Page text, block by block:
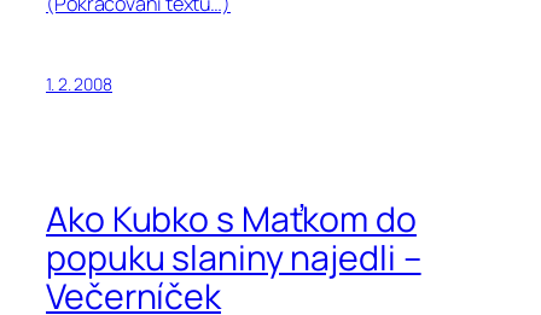
1. 2. 2008
Ako Kubko s Maťkom do
popuku slaniny najedli –
Večerníček